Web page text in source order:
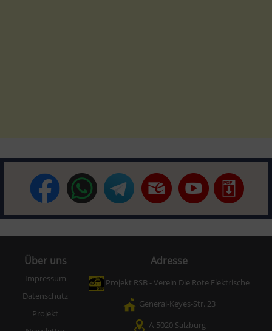
Über uns
Impressum
Datenschutz
Projekt
Adresse
Projekt RSB - Verein Die Rote Elektrische
General-Keyes-Str. 23
A-5020 Salzburg